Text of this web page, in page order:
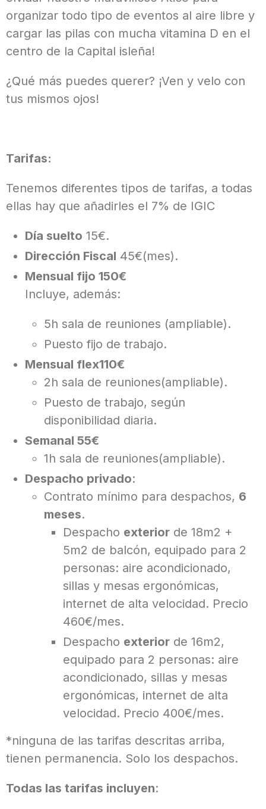
organizar todo tipo de eventos al aire libre y
cargar las pilas con mucha vitamina D en el
centro de la Capital isleña!
¿Qué más puedes querer? ¡Ven y velo con
tus mismos ojos!
Tarifas:
Tenemos diferentes tipos de tarifas, a todas
ellas hay que añadirles el 7% de IGIC
Día suelto 15€.
Dirección Fiscal 45€(mes).
Mensual fijo 150€
Incluye, además:
5h sala de reuniones (ampliable).
Puesto fijo de trabajo.
Mensual flex110€
2h sala de reuniones(ampliable).
Puesto de trabajo, según
disponibilidad diaria.
Semanal 55€
1h sala de reuniones(ampliable).
Despacho privado:
Contrato mínimo para despachos, 6
meses.
Despacho exterior de 18m2 +
5m2 de balcón, equipado para 2
personas: aire acondicionado,
sillas y mesas ergonómicas,
internet de alta velocidad. Precio
460€/mes.
Despacho exterior de 16m2,
equipado para 2 personas: aire
acondicionado, sillas y mesas
ergonómicas, internet de alta
velocidad. Precio 400€/mes.
*ninguna de las tarifas descritas arriba,
tienen permanencia. Solo los despachos.
Todas las tarifas incluyen: